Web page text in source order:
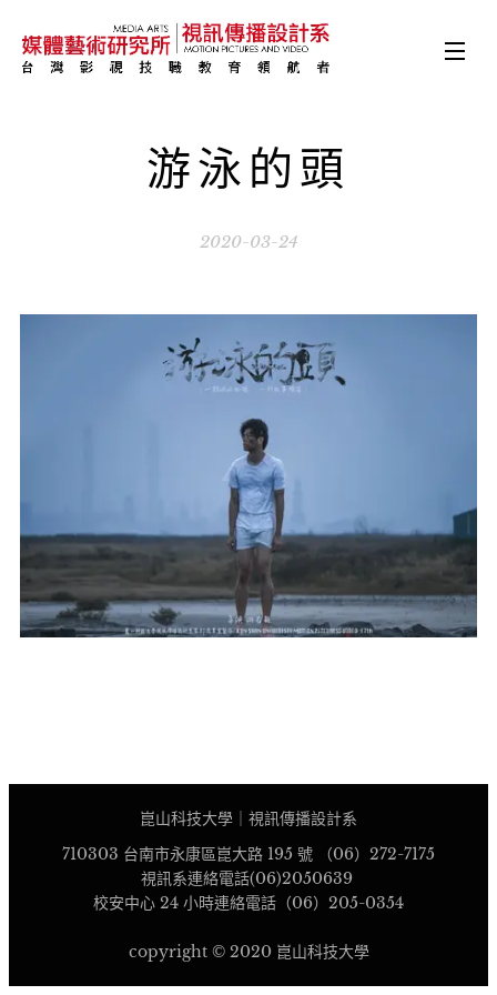
游泳的頭
2020-03-24
崑山科技大學｜視訊傳播設計系
710303 台南市永康區崑大路 195 號 （06）272-7175
視訊系連絡電話(06)2050639
校安中心 24 小時連絡電話（06）205-0354
copyright © 2020 崑山科技大學